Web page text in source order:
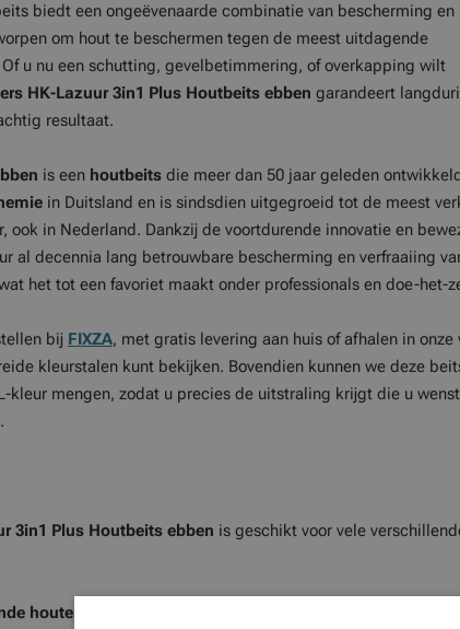
biedt een ongeëvenaarde combinatie van bescherming en
om hout te beschermen tegen de meest uitdagende
u nu een schutting, gevelbetimmering, of overkapping wilt
HK-Lazuur 3in1 Plus Houtbeits ebben garandeert
resultaat.
is een houtbeits die meer dan 50 jaar geleden
in Duitsland en is sindsdien uitgegroeid tot de meest
ook in Nederland. Dankzij de voortdurende innovatie en
al decennia lang betrouwbare bescherming en verfraaiing
het tot een favoriet maakt onder professionals en doe-het-
bij FIXZA, met gratis levering aan huis of afhalen in onze
kleurstalen kunt bekijken. Bovendien kunnen we deze
kleur mengen, zodat u precies de uitstraling krijgt die u
3in1 Plus Houtbeits ebben is geschikt voor vele
houten bouwelementen: